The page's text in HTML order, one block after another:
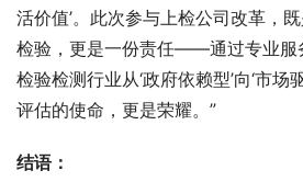
活价值’。此次参与上检公司改革，
检验，更是一份责任——通过专业服
检验检测行业从‘政府依赖型’向‘市场
评估的使命，更是荣耀。”
结语：